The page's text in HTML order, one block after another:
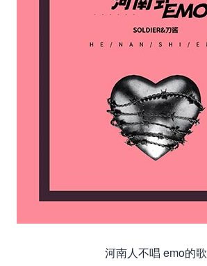
河南人不唱 emo的歌